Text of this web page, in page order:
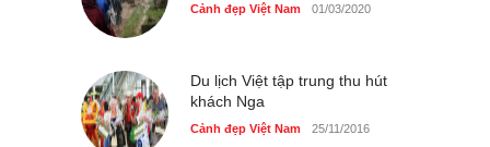
Cảnh đẹp Việt Nam 01/03/2020
Du lịch Việt tập trung thu hút
khách Nga
Cảnh đẹp Việt Nam 25/11/2016